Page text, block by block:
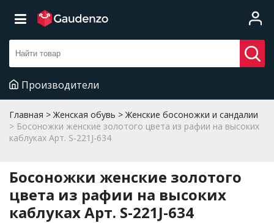
Производители
Главная Женская обувь
Женские босоножки и сандалии
Босоножки женские золотого цвета из рафии на высоких
каблуках Арт. S-221J-634
Босоножки женские золотого
цвета из рафии на высоких
каблуках Арт. S-221J-634